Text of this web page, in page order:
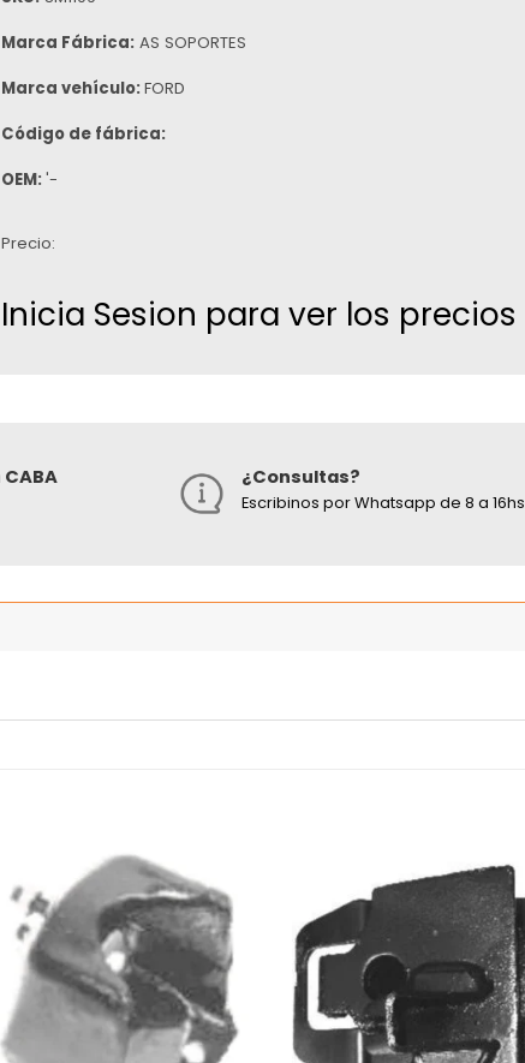
Marca Fábrica: AS SOPORTES
Marca vehículo: FORD
Código de fábrica:
OEM: '-
Precio:
Inicia Sesion para ver los precios
¿Consultas?
Escribinos por Whatsapp de 8 a 16hs
Añadir
a la
lista
de
deseos